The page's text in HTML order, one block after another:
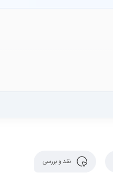
نقد و بررسی